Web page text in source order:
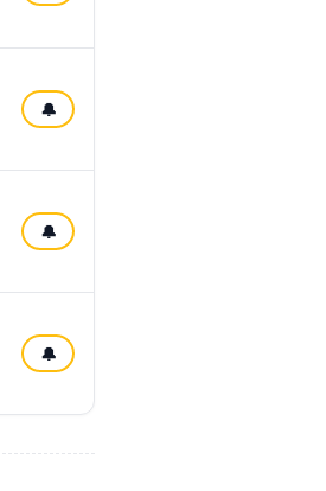
🔔
🔔
🔔